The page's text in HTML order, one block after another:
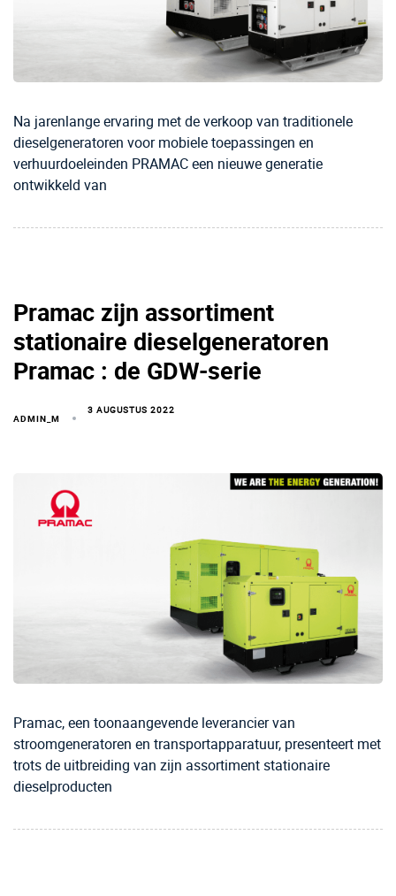
Na jarenlange ervaring met de verkoop van traditionele
dieselgeneratoren voor mobiele toepassingen en
verhuurdoeleinden PRAMAC een nieuwe generatie
ontwikkeld van
Pramac zijn assortiment
stationaire dieselgeneratoren
Pramac : de GDW-serie
ADMIN_M
3 AUGUSTUS 2022
Pramac, een toonaangevende leverancier van
stroomgeneratoren en transportapparatuur, presenteert met
trots de uitbreiding van zijn assortiment stationaire
dieselproducten